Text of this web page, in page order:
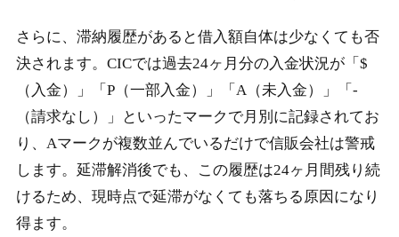
さらに、滞納履歴があると借入額自体は少なくても否
決されます。CICでは過去24ヶ月分の入金状況が「$
（入金）」「P（一部入金）」「A（未入金）」「-
（請求なし）」といったマークで月別に記録されてお
り、Aマークが複数並んでいるだけで信販会社は警戒
します。延滞解消後でも、この履歴は24ヶ月間残り続
けるため、現時点で延滞がなくても落ちる原因になり
得ます。